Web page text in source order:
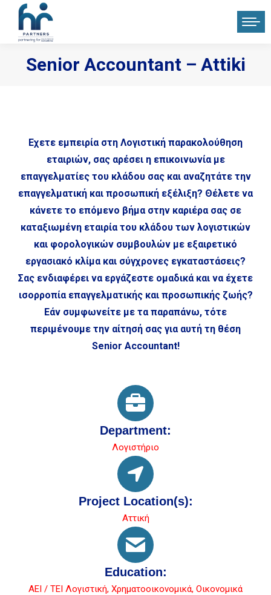
Senior Accountant – Attiki
You are here:
Εχετε εμπειρία στη Λογιστική παρακολούθηση
εταιριών, σας αρέσει η επικοινωνία με
επαγγελματίες του κλάδου σας και αναζητάτε την
επαγγελματική και προσωπική εξέλιξη? Θέλετε να
κάνετε το επόμενο βήμα στην καριέρα σας σε
καταξιωμένη εταιρία του κλάδου των λογιστικών
και φορολογικών συμβουλών με εξαιρετικό
εργασιακό κλίμα και σύγχρονες εγκαταστάσεις?
Σας ενδιαφέρει να εργάζεστε ομαδικά και να έχετε
ισορροπία επαγγελματικής και προσωπικής ζωής?
Εάν συμφωνείτε με τα παραπάνω, τότε
περιμένουμε την αίτησή σας για αυτή τη θέση
Senior Accountant!
Department:
Λογιστήριο
Project Location(s):
Αττική
Education:
ΑΕΙ / ΤΕΙ Λογιστική, Χρηματοοικονομικά, Οικονομικά